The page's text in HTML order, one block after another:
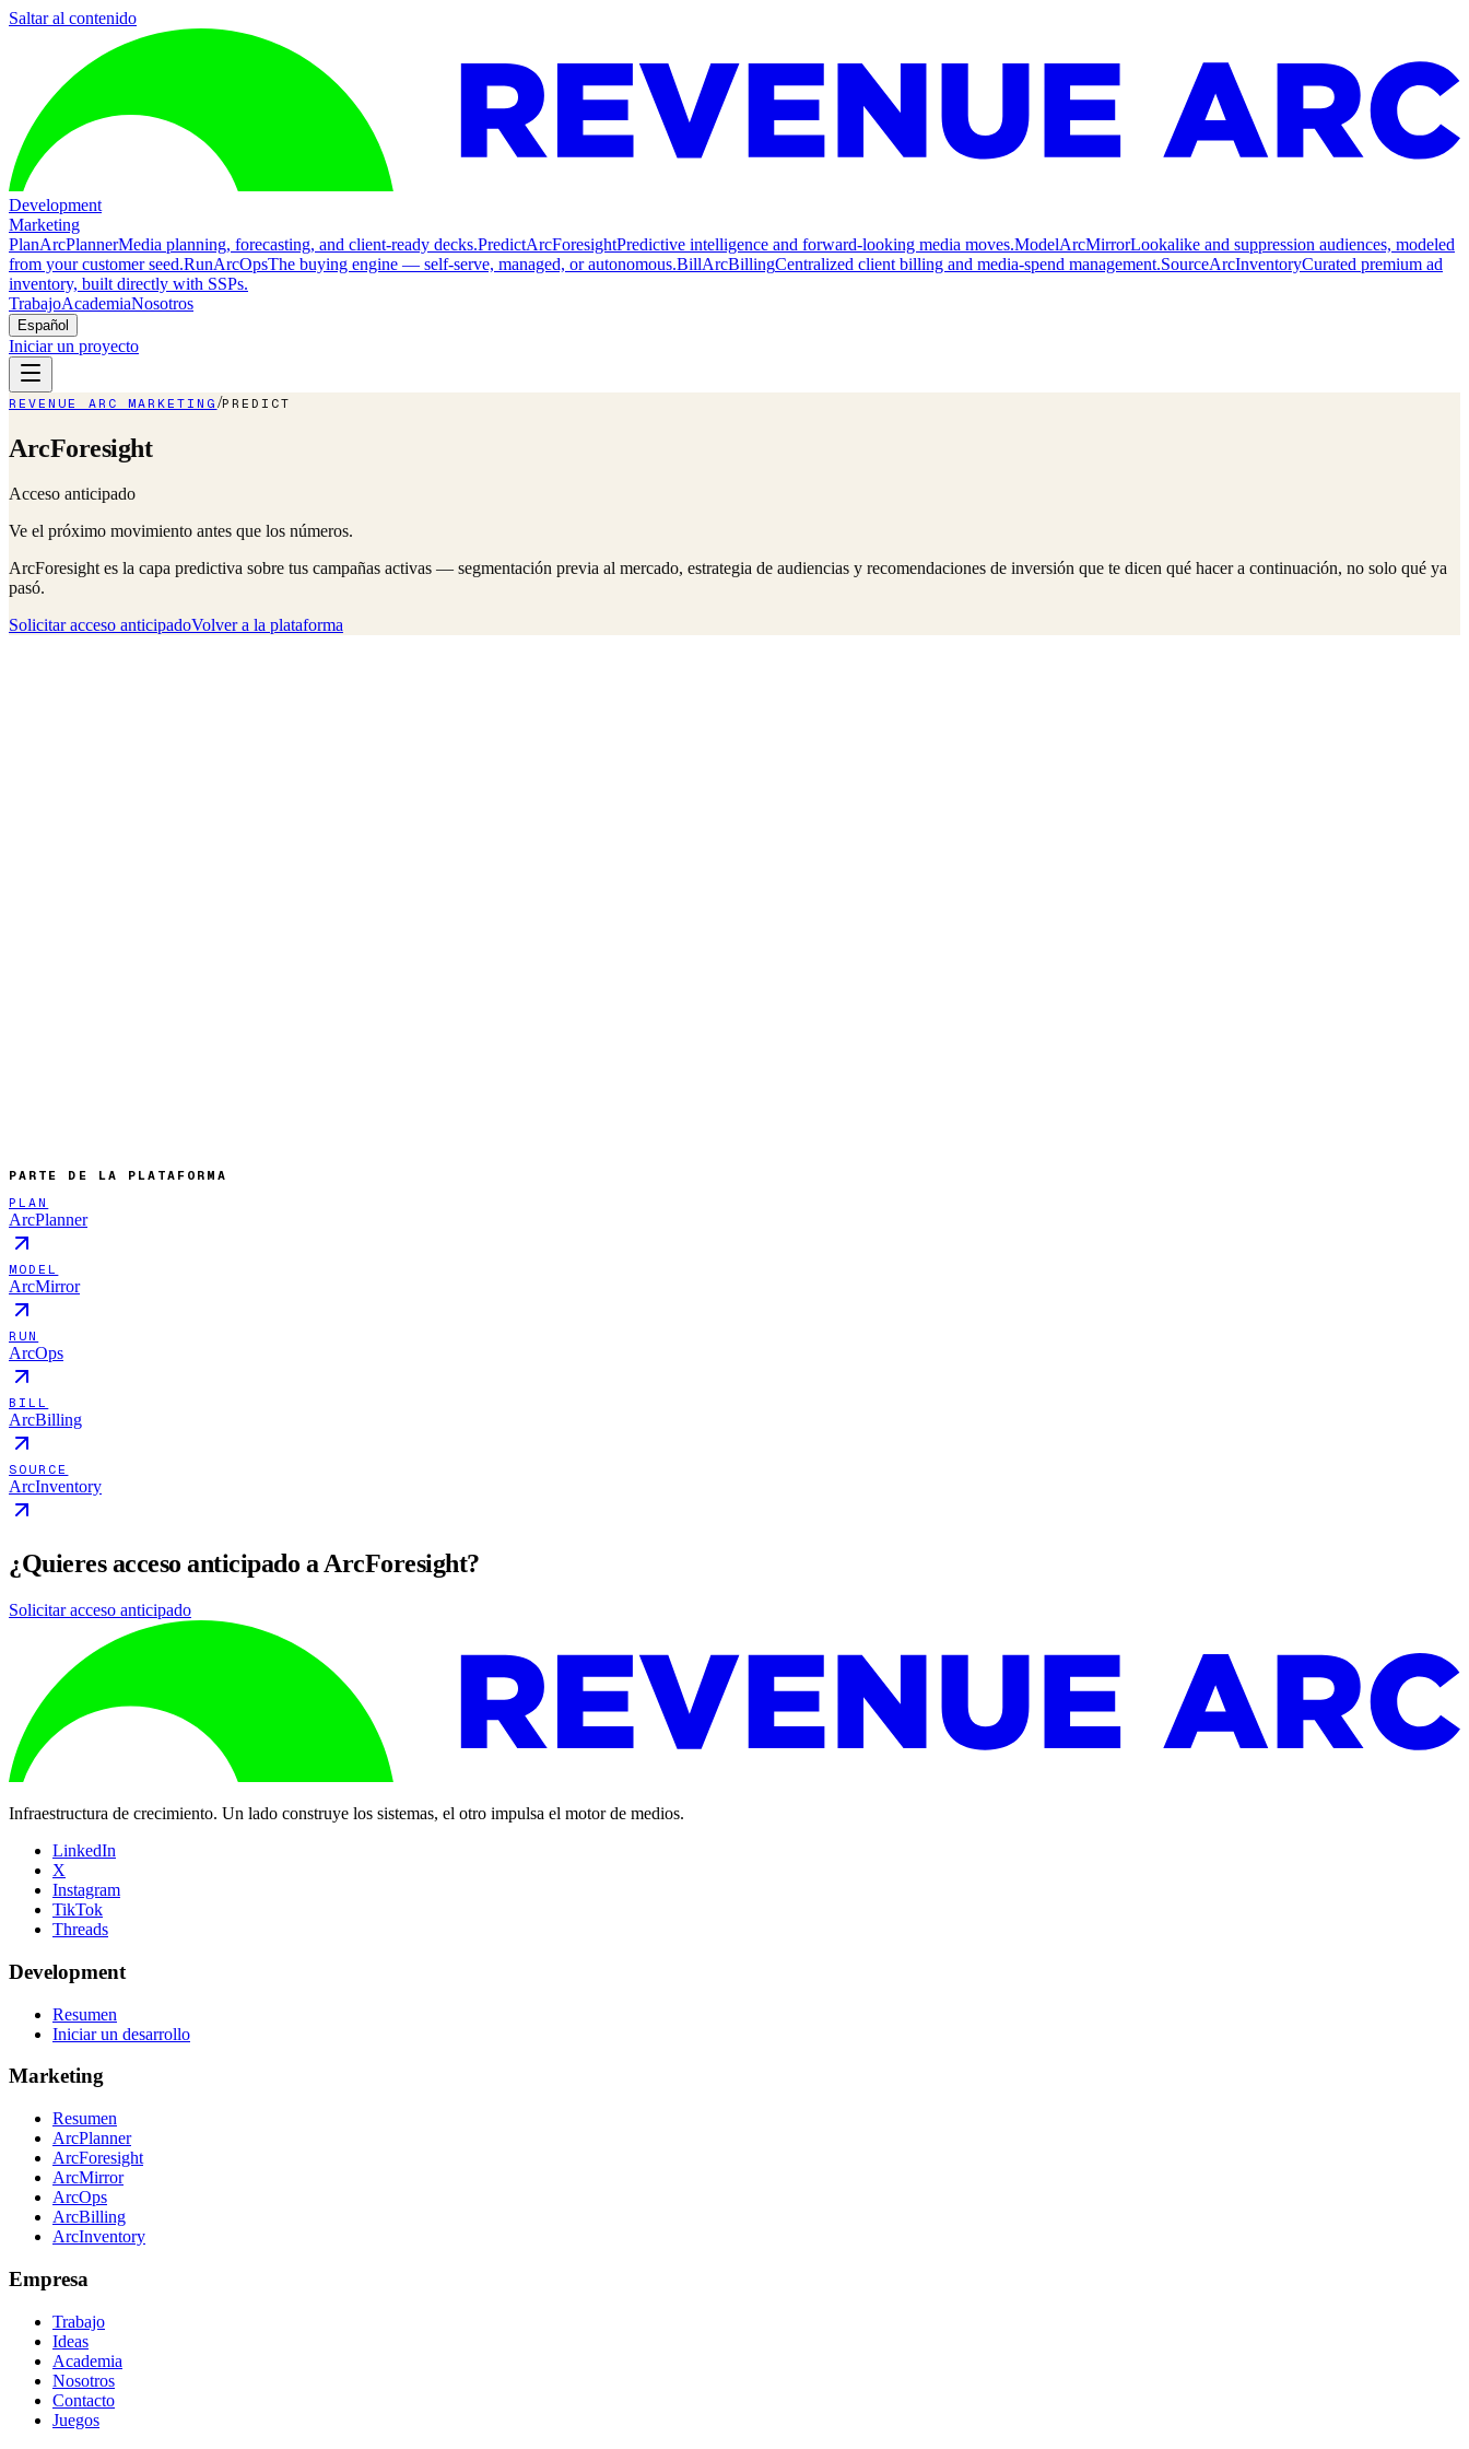
Saltar al contenido
Development
Marketing
PlanArcPlannerMedia planning, forecasting, and client-ready decks.PredictArcForesightPredictive intelligence and forward-looking media moves.ModelArcMirrorLookalike and suppression audiences, modeled
from your customer seed.RunArcOpsThe buying engine — self-serve, managed, or autonomous.BillArcBillingCentralized client billing and media-spend management.SourceArcInventoryCurated premium ad
inventory, built directly with SSPs.
TrabajoAcademiaNosotros
Español
Iniciar un proyecto
REVENUE ARC MARKETING /PREDICT
ArcForesight
Acceso anticipado
Ve el próximo movimiento antes que los números.
ArcForesight es la capa predictiva sobre tus campañas activas — segmentación previa al mercado, estrategia de audiencias y recomendaciones de inversión que te dicen qué hacer a continuación, no solo qué ya
pasó.
Solicitar acceso anticipadoVolver a la plataforma
PARTE DE LA PLATAFORMA
PLAN
ArcPlanner
MODEL
ArcMirror
RUN
ArcOps
BILL
ArcBilling
SOURCE
ArcInventory
¿Quieres acceso anticipado a ArcForesight?
Solicitar acceso anticipado
Infraestructura de crecimiento. Un lado construye los sistemas, el otro impulsa el motor de medios.
LinkedIn
X
Instagram
TikTok
Threads
Development
Resumen
Iniciar un desarrollo
Marketing
Resumen
ArcPlanner
ArcForesight
ArcMirror
ArcOps
ArcBilling
ArcInventory
Empresa
Trabajo
Ideas
Academia
Nosotros
Contacto
Juegos